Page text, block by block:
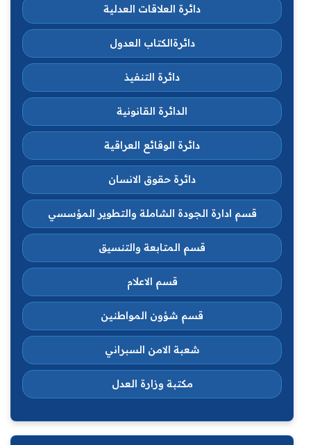
دائرة العلاقات العدلية
دائرةالكتاب العدول
دائرة التنفيذ
الدائرة القانونية
دائرة الوقائع العراقية
دائرة حقوق الانسان
قسم ادارة الجودة الشاملة والتطوير المؤسسي
قسم المتابعة والتنسيق
قسم الاعلام
قسم شؤون المواطنين
شعبة الامن السبراني
مكتبة وزارة العدل